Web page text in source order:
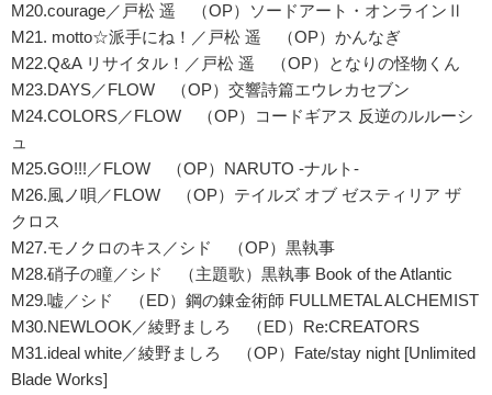
M20.courage／戸松 遥 （OP）ソードアート・オンラインⅡ
M21. motto☆派手にね！／戸松 遥 （OP）かんなぎ
M22.Q&A リサイタル！／戸松 遥 （OP）となりの怪物くん
M23.DAYS／FLOW （OP）交響詩篇エウレカセブン
M24.COLORS／FLOW （OP）コードギアス 反逆のルルーシ
ュ
M25.GO!!!／FLOW （OP）NARUTO -ナルト-
M26.風ノ唄／FLOW （OP）テイルズ オブ ゼスティリア ザ
クロス
M27.モノクロのキス／シド （OP）黒執事
M28.硝子の瞳／シド （主題歌）黒執事 Book of the Atlantic
M29.嘘／シド （ED）鋼の錬金術師 FULLMETAL ALCHEMIST
M30.NEWLOOK／綾野ましろ （ED）Re:CREATORS
M31.ideal white／綾野ましろ （OP）Fate/stay night [Unlimited
Blade Works]